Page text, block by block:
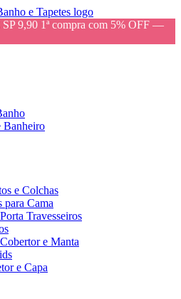
9,90 1ª compra com 5% OFF —
Banheiro
e Colchas
para Cama
Travesseiros
e Manta
e Capa